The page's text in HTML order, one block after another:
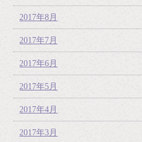
2017年8月
2017年7月
2017年6月
2017年5月
2017年4月
2017年3月